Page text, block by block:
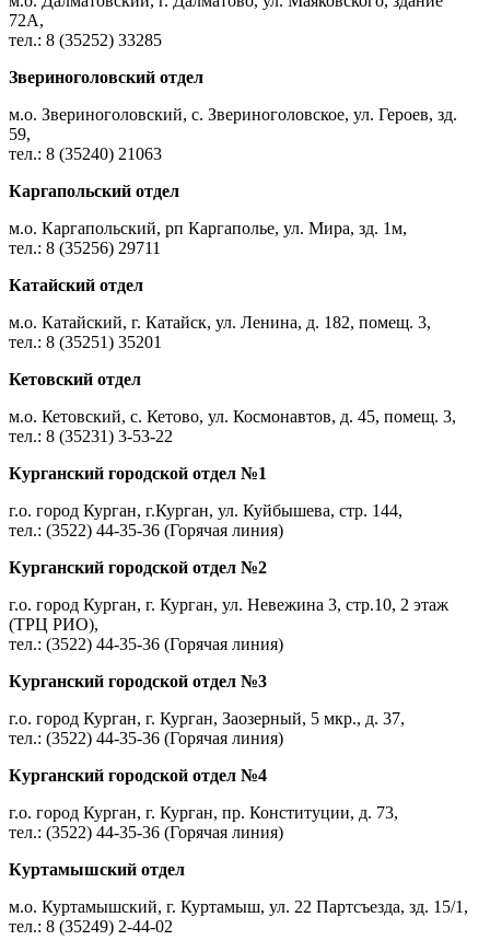
72А,
тел.: 8 (35252) 33285
Звериноголовский отдел
м.о. Звериноголовский, с. Звериноголовское, ул. Героев, зд.
59,
тел.: 8 (35240) 21063
Каргапольский отдел
м.о. Каргапольский, рп Каргаполье, ул. Мира, зд. 1м,
тел.: 8 (35256) 29711
Катайский отдел
м.о. Катайский, г. Катайск, ул. Ленина, д. 182, помещ. 3,
тел.: 8 (35251) 35201
Кетовский отдел
м.о. Кетовский, с. Кетово, ул. Космонавтов, д. 45, помещ. 3,
тел.: 8 (35231) 3-53-22
Курганский городской отдел №1
г.о. город Курган, г.Курган, ул. Куйбышева, стр. 144,
тел.: (3522) 44-35-36 (Горячая линия)
Курганский городской отдел №2
г.о. город Курган, г. Курган, ул. Невежина 3, стр.10, 2 этаж
(ТРЦ РИО),
тел.: (3522) 44-35-36 (Горячая линия)
Курганский городской отдел №3
г.о. город Курган, г. Курган, Заозерный, 5 мкр., д. 37,
тел.: (3522) 44-35-36 (Горячая линия)
Курганский городской отдел №4
г.о. город Курган, г. Курган, пр. Конституции, д. 73,
тел.: (3522) 44-35-36 (Горячая линия)
Куртамышский отдел
м.о. Куртамышский, г. Куртамыш, ул. 22 Партсъезда, зд. 15/1,
тел.: 8 (35249) 2-44-02